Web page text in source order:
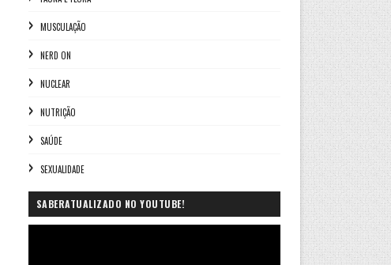
MUSCULAÇÃO
NERD ON
NUCLEAR
NUTRIÇÃO
SAÚDE
SEXUALIDADE
SABERATUALIZADO NO YOUTUBE!